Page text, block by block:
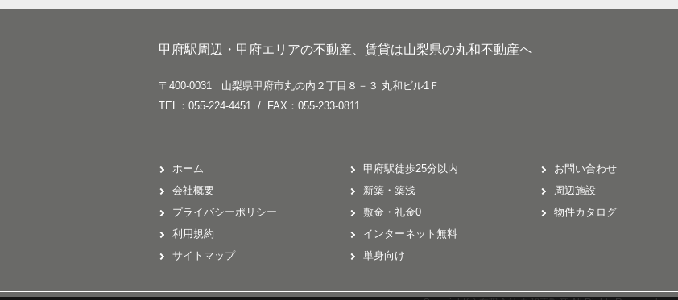
甲府駅周辺・甲府エリアの不動産、賃貸は山梨県の丸和不動産へ
〒400-0031 山梨県甲府市丸の内２丁目８－３ 丸和ビル1Ｆ
TEL：055-224-4451 / FAX：055-233-0811
ホーム
会社概要
プライバシーポリシー
利用規約
サイトマップ
甲府駅徒歩25分以内
新築・築浅
敷金・礼金0
インターネット無料
単身向け
お問い合わせ
周辺施設
物件カタログ